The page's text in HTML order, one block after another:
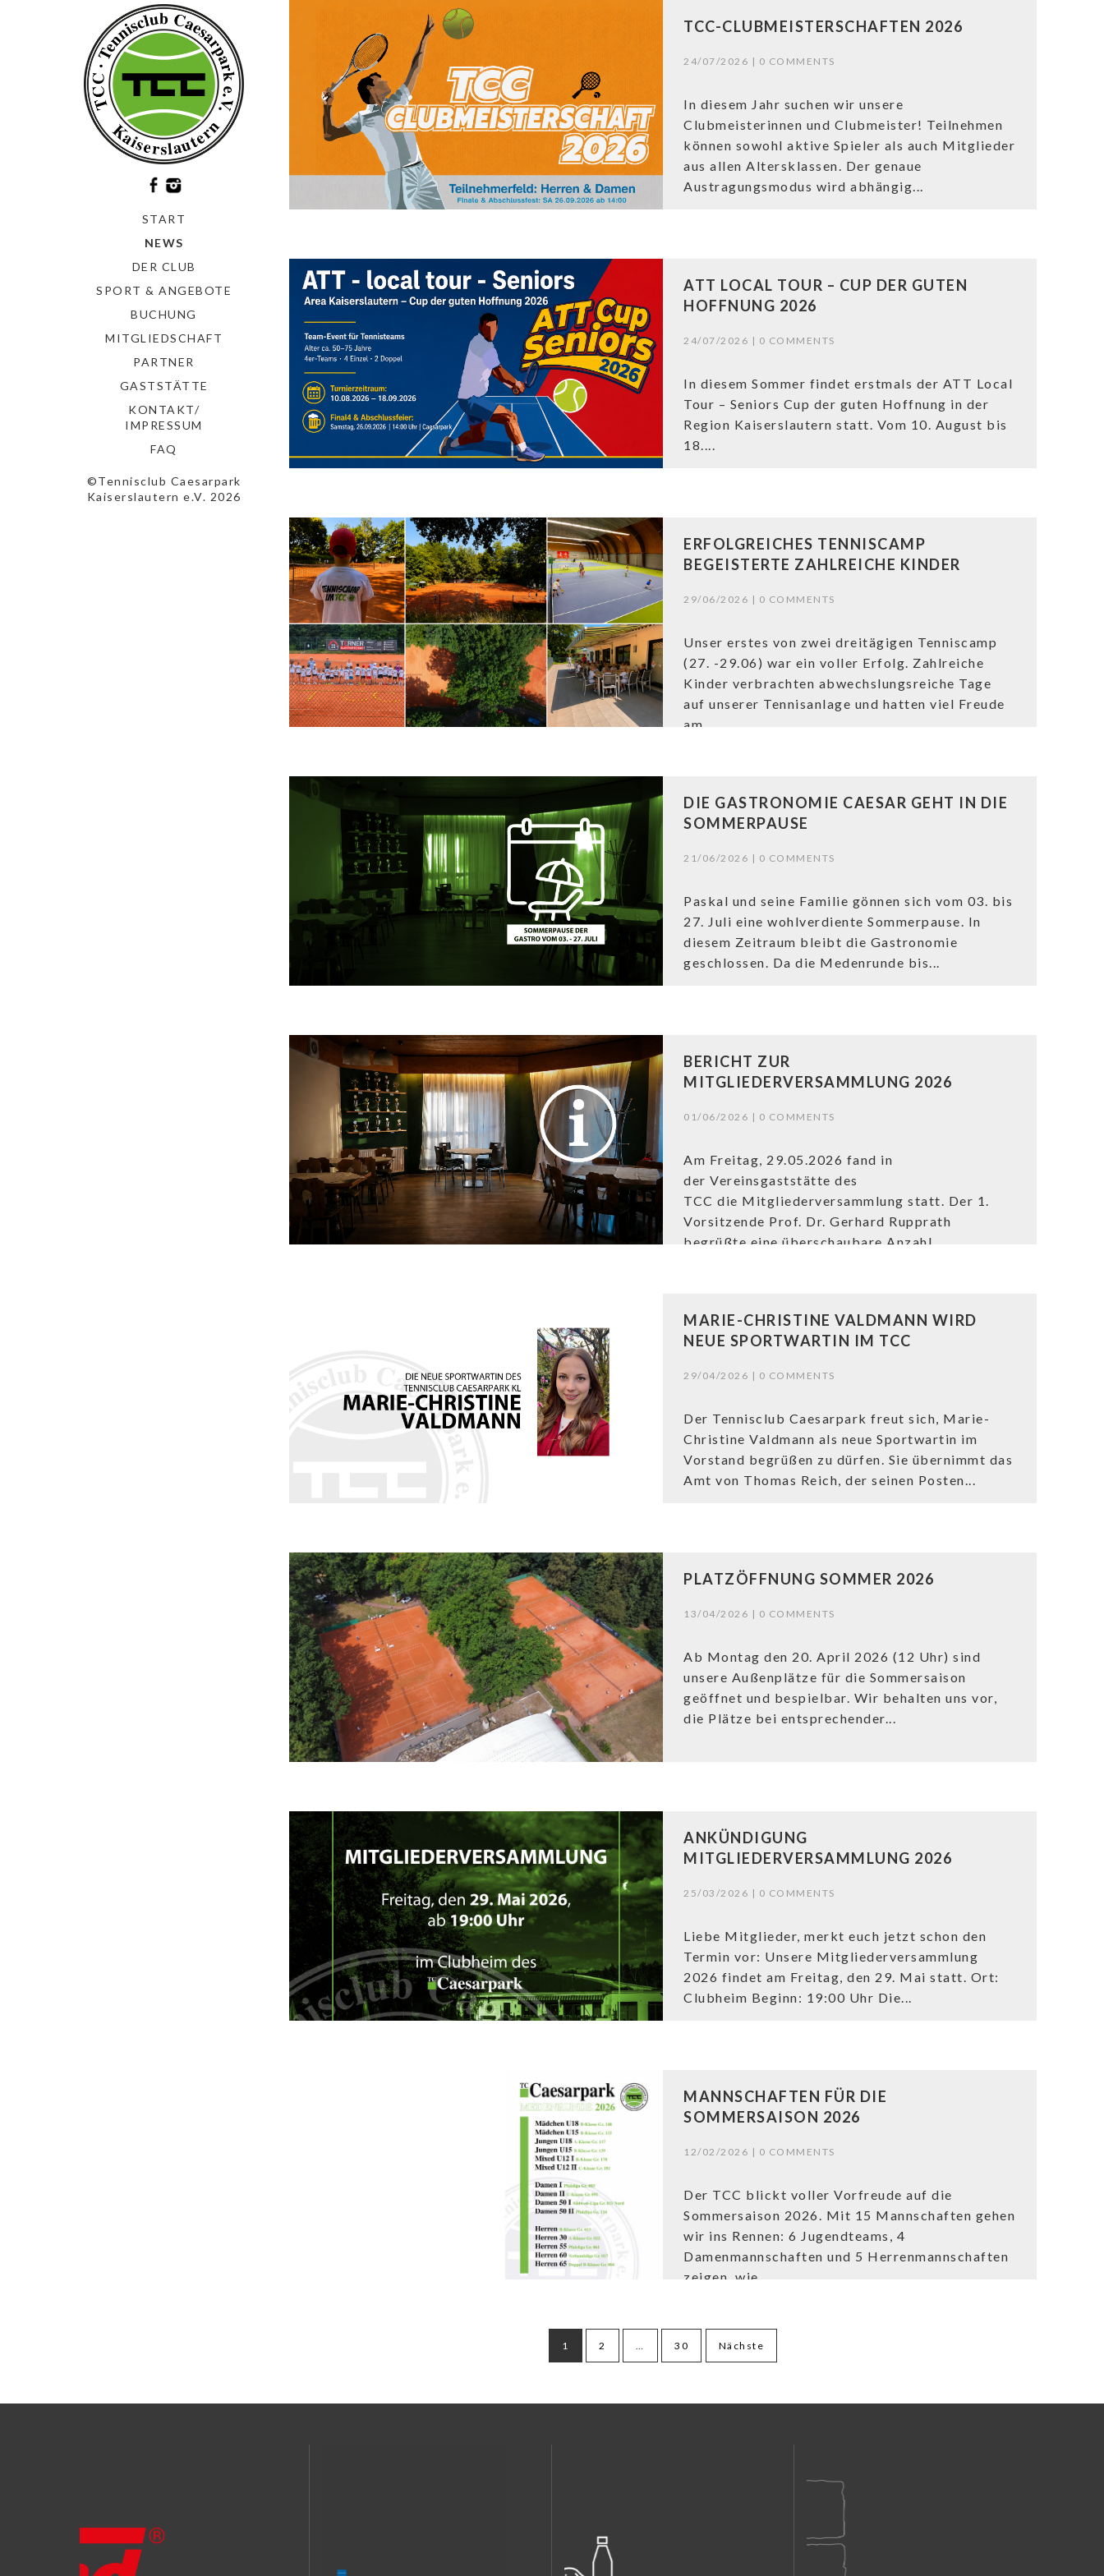
START
NEWS
DER CLUB
SPORT & ANGEBOTE
BUCHUNG
MITGLIEDSCHAFT
PARTNER
GASTSTÄTTE
KONTAKT/
IMPRESSUM
FAQ
©Tennisclub Caesarpark
Kaiserslautern e.V. 2026
TCC-CLUBMEISTERSCHAFTEN 2026
24/07/2026 | 0 COMMENTS
In diesem Jahr suchen wir unsere
Clubmeisterinnen und Clubmeister! Teilnehmen
können sowohl aktive Spieler als auch Mitglieder
aus allen Altersklassen. Der genaue
Austragungsmodus wird abhängig...
ATT LOCAL TOUR – CUP DER GUTEN
HOFFNUNG 2026
24/07/2026 | 0 COMMENTS
In diesem Sommer findet erstmals der ATT Local
Tour – Seniors Cup der guten Hoffnung in der
Region Kaiserslautern statt. Vom 10. August bis
18....
ERFOLGREICHES TENNISCAMP
BEGEISTERTE ZAHLREICHE KINDER
29/06/2026 | 0 COMMENTS
Unser erstes von zwei dreitägigen Tenniscamp
(27. -29.06) war ein voller Erfolg. Zahlreiche
Kinder verbrachten abwechslungsreiche Tage
auf unserer Tennisanlage und hatten viel Freude
am...
DIE GASTRONOMIE CAESAR GEHT IN DIE
SOMMERPAUSE
21/06/2026 | 0 COMMENTS
Paskal und seine Familie gönnen sich vom 03. bis
27. Juli eine wohlverdiente Sommerpause. In
diesem Zeitraum bleibt die Gastronomie
geschlossen. Da die Medenrunde bis...
BERICHT ZUR
MITGLIEDERVERSAMMLUNG 2026
01/06/2026 | 0 COMMENTS
Am Freitag, 29.05.2026 fand in
der Vereinsgaststätte des
TCC die Mitgliederversammlung statt. Der 1.
Vorsitzende Prof. Dr. Gerhard Rupprath
begrüßte eine überschaubare Anzahl
MARIE-CHRISTINE VALDMANN WIRD
NEUE SPORTWARTIN IM TCC
29/04/2026 | 0 COMMENTS
Der Tennisclub Caesarpark freut sich, Marie-
Christine Valdmann als neue Sportwartin im
Vorstand begrüßen zu dürfen. Sie übernimmt das
Amt von Thomas Reich, der seinen Posten...
PLATZÖFFNUNG SOMMER 2026
13/04/2026 | 0 COMMENTS
Ab Montag den 20. April 2026 (12 Uhr) sind
unsere Außenplätze für die Sommersaison
geöffnet und bespielbar. Wir behalten uns vor,
die Plätze bei entsprechender...
ANKÜNDIGUNG
MITGLIEDERVERSAMMLUNG 2026
25/03/2026 | 0 COMMENTS
Liebe Mitglieder, merkt euch jetzt schon den
Termin vor: Unsere Mitgliederversammlung
2026 findet am Freitag, den 29. Mai statt. Ort:
Clubheim Beginn: 19:00 Uhr Die...
MANNSCHAFTEN FÜR DIE
SOMMERSAISON 2026
12/02/2026 | 0 COMMENTS
Der TCC blickt voller Vorfreude auf die
Sommersaison 2026. Mit 15 Mannschaften gehen
wir ins Rennen: 6 Jugendteams, 4
Damenmannschaften und 5 Herrenmannschaften
zeigen, wie...
1 2 … 30 Nächste